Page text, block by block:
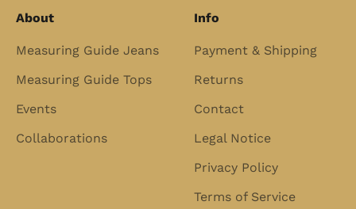
About
Measuring Guide Jeans
Measuring Guide Tops
Events
Collaborations
Info
Payment & Shipping
Returns
Contact
Legal Notice
Privacy Policy
Terms of Service